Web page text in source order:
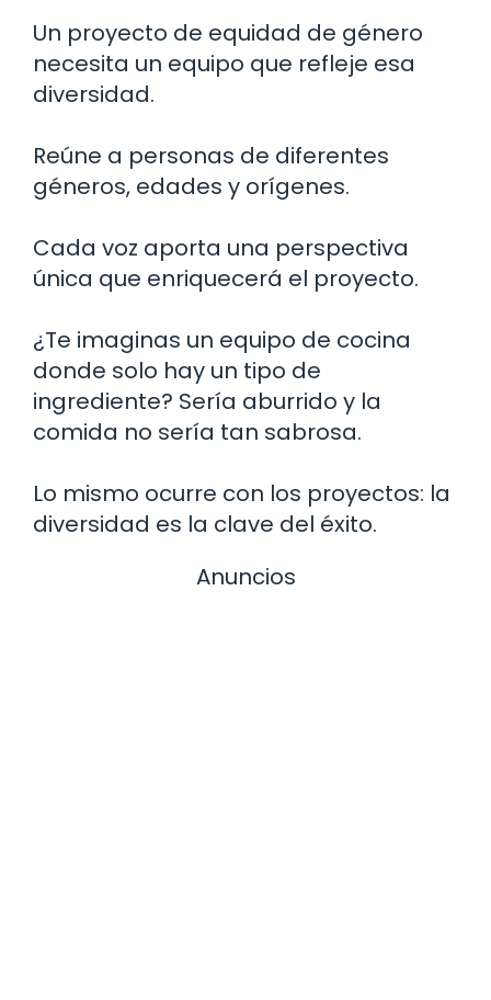
Un proyecto de equidad de género
necesita un equipo que refleje esa
diversidad.
Reúne a personas de diferentes
géneros, edades y orígenes.
Cada voz aporta una perspectiva
única que enriquecerá el proyecto.
¿Te imaginas un equipo de cocina
donde solo hay un tipo de
ingrediente? Sería aburrido y la
comida no sería tan sabrosa.
Lo mismo ocurre con los proyectos: la
diversidad es la clave del éxito.
Anuncios